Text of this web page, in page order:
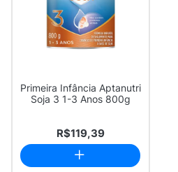
Primeira Infância Aptanutri
Soja 3 1-3 Anos 800g
R$119,39